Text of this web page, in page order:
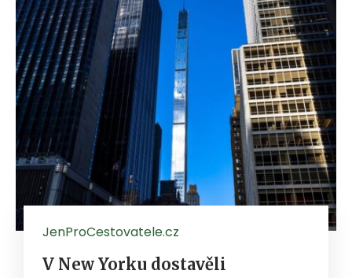
JenProCestovatele.cz
V New Yorku dostavěli